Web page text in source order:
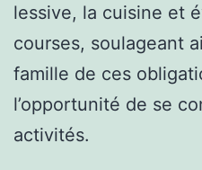
lessive, la cuisine et
courses, soulageant
famille de ces
l’opportunité de se
activités.